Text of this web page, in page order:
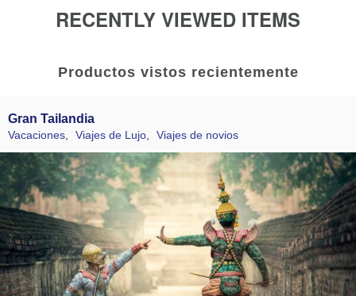
RECENTLY VIEWED ITEMS
Productos vistos recientemente
Gran Tailandia
Vacaciones Viajes de Lujo Viajes de novios